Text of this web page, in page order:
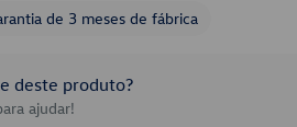
de 3 meses de fábrica
deste produto?
ajudar!